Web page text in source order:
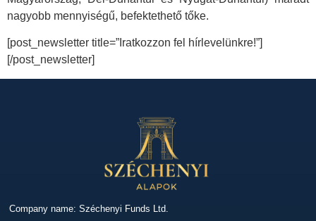
nagyobb mennyiségű, befektethető tőke.
[post_newsletter title=”Iratkozzon fel hírlevelünkre!”]
[/post_newsletter]
Company name: Széchenyi Funds Ltd.